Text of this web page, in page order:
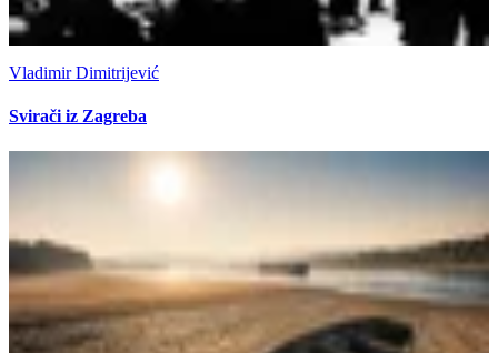
Vladimir Dimitrijević
Svirači iz Zagreba